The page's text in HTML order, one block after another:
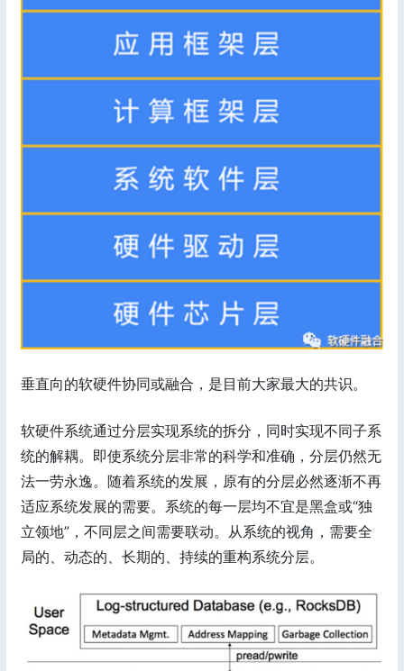
垂直向的软硬件协同或融合，是目前大家最大的共识。
软硬件系统通过分层实现系统的拆分，同时实现不同子系
统的解耦。即使系统分层非常的科学和准确，分层仍然无
法一劳永逸。随着系统的发展，原有的分层必然逐渐不再
适应系统发展的需要。系统的每一层均不宜是黑盒或“独
立领地”，不同层之间需要联动。从系统的视角，需要全
局的、动态的、长期的、持续的重构系统分层。